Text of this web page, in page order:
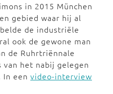
in 2015 München
gebied waar hij al
de industriële
ook de gewone man
de Ruhrtriënnale
het nabij gelegen
In een video-interview